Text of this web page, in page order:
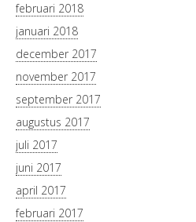
februari 2018
januari 2018
december 2017
november 2017
september 2017
augustus 2017
juli 2017
juni 2017
april 2017
februari 2017